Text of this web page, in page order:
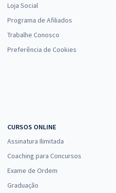
Loja Social
Programa de Afiliados
Trabalhe Conosco
Preferência de Cookies
CURSOS ONLINE
Assinatura Ilimitada
Coaching para Concursos
Exame de Ordem
Graduação